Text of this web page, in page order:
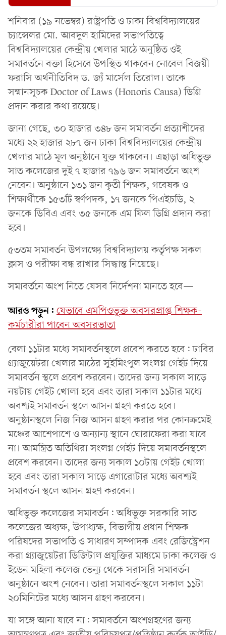
শনিবার (১৯ নভেম্বর) রাষ্ট্রপতি ও ঢাকা বিশ্ববিদ্যালয়ের
চ্যান্সেলর মো. আবদুল হামিদের সভাপতিত্বে
বিশ্ববিদ্যালয়ের কেন্দ্রীয় খেলার মাঠে অনুষ্ঠিত ওই
সমাবর্তনে বক্তা হিসেবে উপস্থিত থাকবেন নোবেল বিজয়ী
ফরাসি অর্থনীতিবিদ ড. জ্যঁ মার্সেল তিরোল। তাকে
সম্মানসূচক Doctor of Laws (Honoris Causa) ডিগ্রি
প্রদান করার কথা রয়েছে।
জানা গেছে, ৩০ হাজার ৩৪৮ জন সমাবর্তন প্রত্যাশীদের
মধ্যে ২২ হাজার ২৮৭ জন ঢাকা বিশ্ববিদ্যালয়ের কেন্দ্রীয়
খেলার মাঠে মূল অনুষ্ঠানে যুক্ত থাকবেন। এছাড়া অধিভুক্ত
সাত কলেজের দুই ৭ হাজার ৭৯৬ জন সমাবর্তনে অংশ
নেবেন। অনুষ্ঠানে ১৩১ জন কৃতী শিক্ষক, গবেষক ও
শিক্ষার্থীকে ১৫৩টি স্বর্ণপদক, ১৭ জনকে পিএইচডি, ২
জনকে ডিবিএ এবং ৩৫ জনকে এম ফিল ডিগ্রি প্রদান করা
হবে।
৫৩তম সমাবর্তন উপলক্ষ্যে বিশ্ববিদ্যালয় কর্তৃপক্ষ সকল
ক্লাস ও পরীক্ষা বন্ধ রাখার সিদ্ধান্ত নিয়েছে।
সমাবর্তনে অংশ নিতে যেসব নির্দেশনা মানতে হবে—
আরও পড়ুন: যেভাবে এমপিওভুক্ত অবসরপ্রাপ্ত শিক্ষক-
কর্মচারীরা পাবেন অবসরভাতা
বেলা ১১টার মধ্যে সমাবর্তনস্থলে প্রবেশ করতে হবে: ঢাবির
গ্র্যাজুয়েটরা খেলার মাঠের সুইমিংপুল সংলগ্ন গেইট দিয়ে
সমাবর্তন স্থলে প্রবেশ করবেন। তাদের জন্য সকাল সাড়ে
নয়টায় গেইট খোলা হবে এবং তারা সকাল ১১টার মধ্যে
অবশ্যই সমাবর্তন স্থলে আসন গ্রহণ করতে হবে।
অনুষ্ঠানস্থলে নিজ নিজ আসন গ্রহণ করার পর কোনক্রমেই
মঞ্চের আশেপাশে ও অন্যান্য স্থানে ঘোরাফেরা করা যাবে
না। আমন্ত্রিত অতিথিরা সংলগ্ন গেইট দিয়ে সমাবর্তনস্থলে
প্রবেশ করবেন। তাদের জন্য সকাল ১০টায় গেইট খোলা
হবে এবং তারা সকাল সাড়ে এগারোটার মধ্যে অবশ্যই
সমাবর্তন স্থলে আসন গ্রহণ করবেন।
অধিভুক্ত কলেজের সমাবর্তন: অধিভুক্ত সরকারি সাত
কলেজের অধ্যক্ষ, উপাধ্যক্ষ, বিভাগীয় প্রধান শিক্ষক
পরিষদের সভাপতি ও সাধারণ সম্পাদক এবং রেজিস্ট্রেশন
করা গ্র্যাজুয়েটরা ডিজিটাল প্রযুক্তির মাধ্যমে ঢাকা কলেজ ও
ইডেন মহিলা কলেজ ভেন্যু থেকে সরাসরি সমাবর্তন
অনুষ্ঠানে অংশ নেবেন। তারা সমাবর্তনস্থলে সকাল ১১টা
২০মিনিটের মধ্যে আসন গ্রহণ করবেন।
যা সঙ্গে আনা যাবে না: সমাবর্তনে অংশগ্রহণের জন্য